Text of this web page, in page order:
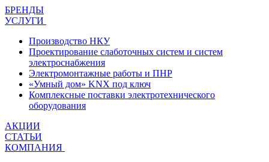
БРЕНДЫ
УСЛУГИ
Производство НКУ
Проектирование слаботочных систем и систем
электроснабжения
Электромонтажные работы и ПНР
«Умный дом» KNX под ключ
Комплексные поставки электротехнического
оборудования
АКЦИИ
СТАТЬИ
КОМПАНИЯ